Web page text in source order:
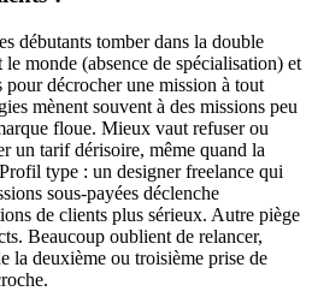
débutants tomber dans la double
monde (absence de spécialisation) et
décrocher une mission à tout
mènent souvent à des missions peu
floue. Mieux vaut refuser ou
un tarif dérisoire, même quand la
type : un designer freelance qui
sous-payées déclenche
de clients plus sérieux. Autre piège
Beaucoup oublient de relancer,
la deuxième ou troisième prise de